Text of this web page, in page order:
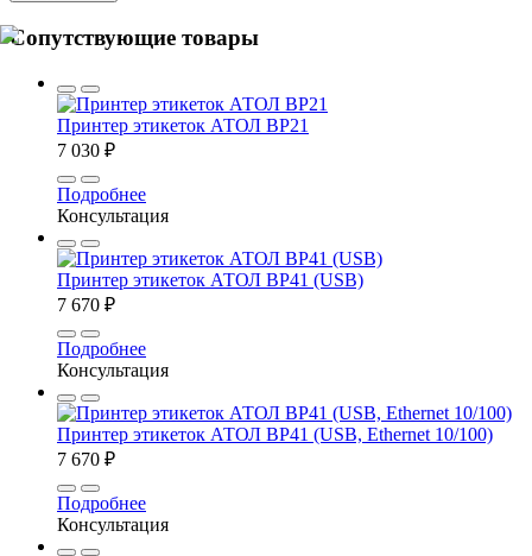
Сопутствующие товары
Принтер этикеток АТОЛ BP21
7 030 ₽
Подробнее
Консультация
Принтер этикеток АТОЛ BP41 (USB)
7 670 ₽
Подробнее
Консультация
Принтер этикеток АТОЛ BP41 (USB, Ethernet 10/100)
7 670 ₽
Подробнее
Консультация